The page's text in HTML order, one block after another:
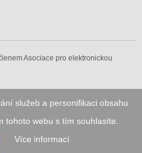
služeb a personifikaci obsahu
tohoto webu s tím souhlasíte.
Více informací
Asociace pro elektronickou